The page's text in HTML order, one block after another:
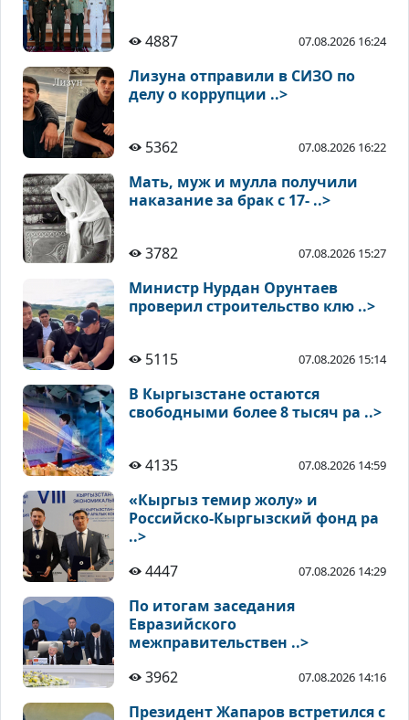
4887 07.08.2026 16:24
Лизуна отправили в СИЗО по
делу о коррупции ..>
5362 07.08.2026 16:22
Мать, муж и мулла получили
наказание за брак с 17- ..>
3782 07.08.2026 15:27
Министр Нурдан Орунтаев
проверил строительство клю ..>
5115 07.08.2026 15:14
В Кыргызстане остаются
свободными более 8 тысяч ра ..>
4135 07.08.2026 14:59
«Кыргыз темир жолу» и
Российско-Кыргызский фонд ра
..>
4447
07.08.2026 14:29
По итогам заседания
Евразийского
межправительствен ..>
3962
07.08.2026 14:16
Президент Жапаров встретился с